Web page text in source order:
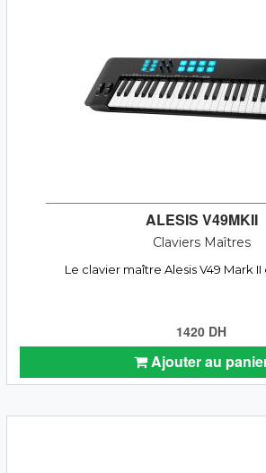
ALESIS V49MKII
Claviers Maîtres
Le clavier maître Alesis V49 Mark II
1420 DH
Ajouter au